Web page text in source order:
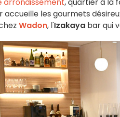
les gourmets
Wadon, l'Izakaya bar qui